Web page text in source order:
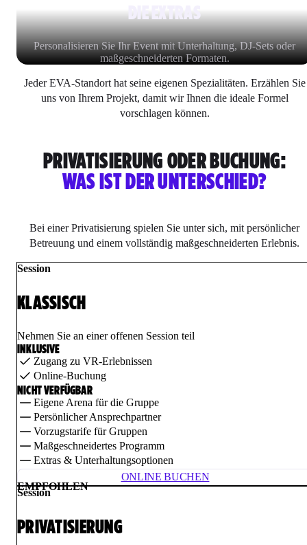
DIE EXTRAS
Personalisieren Sie Ihr Event mit Unterhaltung, DJ-Sets oder
maßgeschneiderten Formaten.
Jeder EVA-Standort hat seine eigenen Spezialitäten. Erzählen Sie
uns von Ihrem Projekt, damit wir Ihnen die ideale Formel
vorschlagen können.
PRIVATISIERUNG ODER BUCHUNG:
WAS IST DER UNTERSCHIED?
Bei einer Privatisierung spielen Sie unter sich, mit persönlicher
Betreuung und einem vollständig maßgeschneiderten Erlebnis.
Session
KLASSISCH
Nehmen Sie an einer offenen Session teil
INKLUSIVE
Zugang zu VR-Erlebnissen
Online-Buchung
NICHT VERFÜGBAR
Eigene Arena für die Gruppe
Persönlicher Ansprechpartner
Vorzugstarife für Gruppen
Maßgeschneidertes Programm
Extras & Unterhaltungsoptionen
ONLINE BUCHEN
EMPFOHLEN
Session
PRIVATISIERUNG